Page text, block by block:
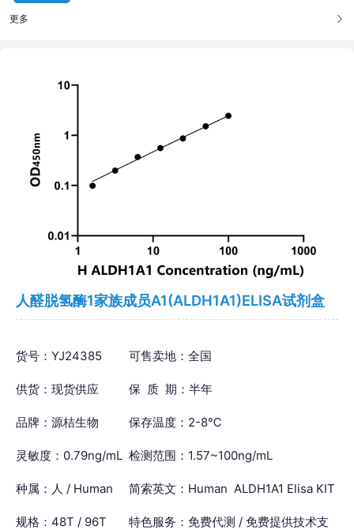
更多
人醛脱氢酶1家族成员A1(ALDH1A1)ELISA试剂盒
货号：YJ24385 可售卖地：全国
供货：现货供应 保 质 期：半年
品牌：源桔生物 保存温度：2-8℃
灵敏度：0.79ng/mL 检测范围：1.57~100ng/mL
种属：人 / Human 简索英文：Human ALDH1A1 Elisa KIT
规格：48T / 96T
特色服务：免费代测 / 免费提供技术支